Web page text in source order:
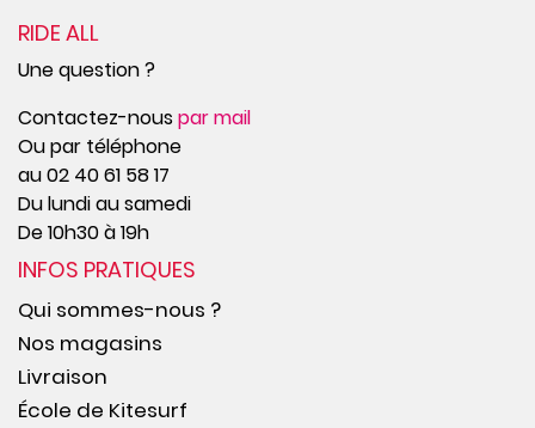
RIDE ALL
Une question ?
Contactez-nouspar mail
Ou par téléphone
au 02 40 61 58 17
Du lundi au samedi
De 10h30 à 19h
INFOS PRATIQUES
Qui sommes-nous ?
Nos magasins
Livraison
École de Kitesurf